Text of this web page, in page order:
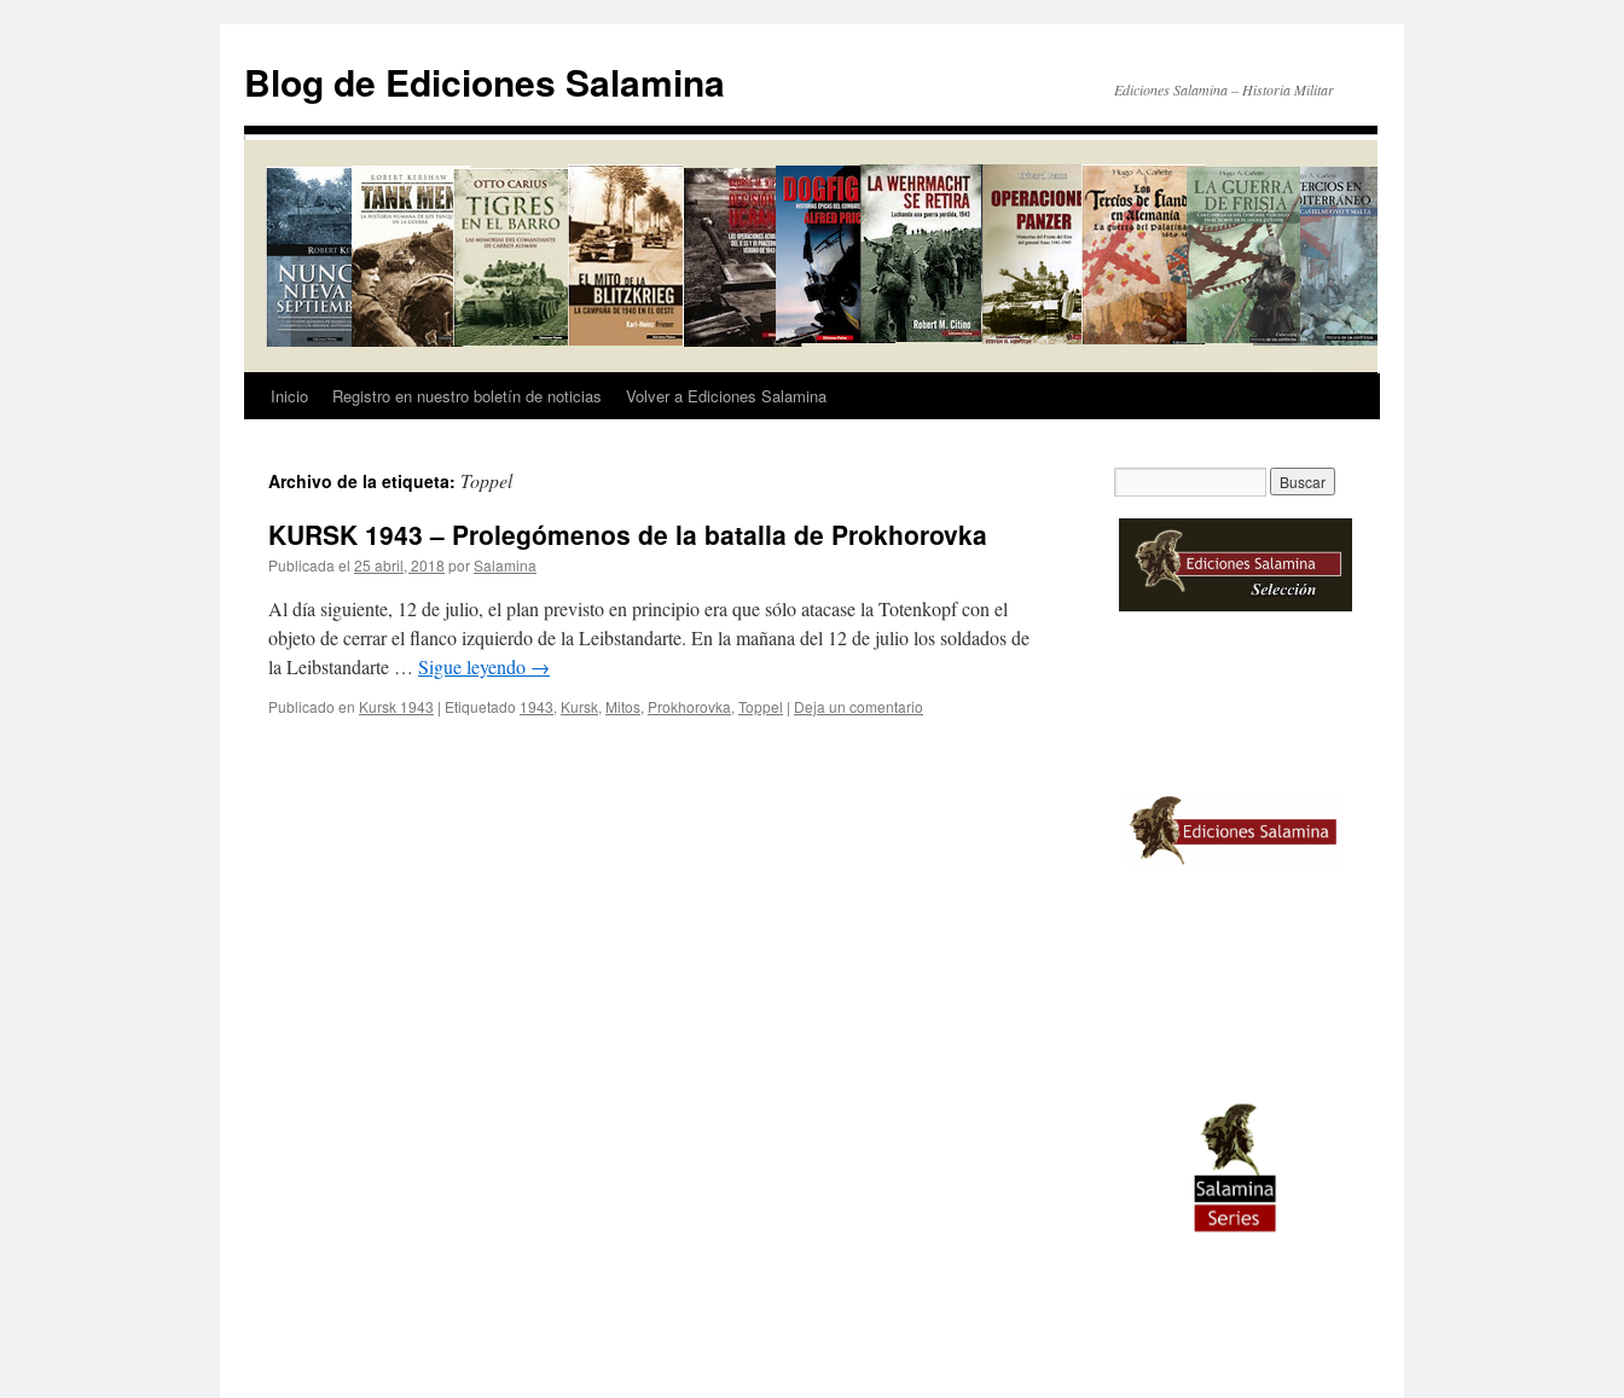
contenido
Blog de Ediciones Salamina Ediciones Salamina – Historia Militar
Inicio Registro en nuestro boletín de noticias Volver a Ediciones Salamina
Archivo de la etiqueta: Toppel
KURSK 1943 – Prolegómenos de la batalla de Prokhorovka
Publicada el 25 abril, 2018 porSalamina
Al día siguiente, 12 de julio, el plan previsto en principio era que sólo atacase la Totenkopf con el
objeto de cerrar el flanco izquierdo de la Leibstandarte. En la mañana del 12 de julio los soldados de
la Leibstandarte … Sigue leyendo →
Publicado en Kursk 1943 | Etiquetado 1943, Kursk, Mitos, Prokhorovka, Toppel | Deja un comentario